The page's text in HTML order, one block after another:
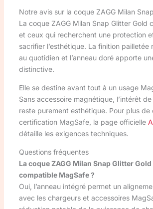
Notre avis sur la coque ZAGG Milan
La coque ZAGG Milan Snap Glitter Gold
et ceux qui recherchent une protection
sacrifier l’esthétique. La finition pailletée
au quotidien et l’anneau doré apporte
distinctive.
Elle se destine avant tout à un usage
Sans accessoire magnétique, l’intérêt de
reste purement esthétique. Pour plus de
certification MagSafe, la page officielle
détaille les exigences techniques.
Questions fréquentes
La coque ZAGG Milan Snap Glitter
compatible MagSafe ?
Oui, l’anneau intégré permet un
avec les chargeurs et accessoires